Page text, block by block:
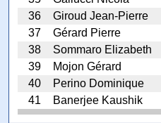
36
Giroud Jean-Pierre
37
Gérard Pierre
38
Sommaro Elizabeth
39
Mojon Gérard
40
Perino Dominique
41
Banerjee Kaushik